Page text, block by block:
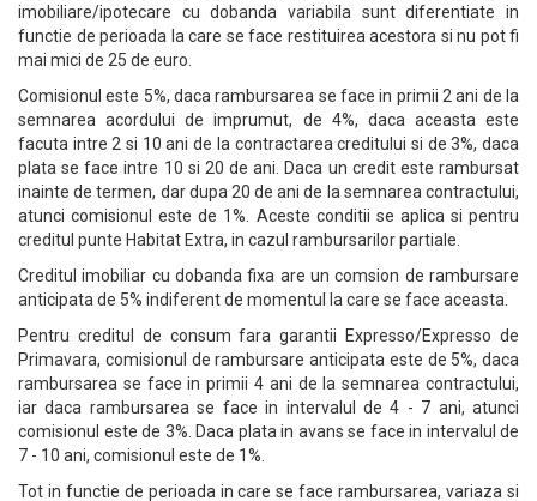
imobiliare/ipotecare cu dobanda variabila sunt diferentiate in
functie de perioada la care se face restituirea acestora si nu pot fi
mai mici de 25 de euro.
Comisionul este 5%, daca rambursarea se face in primii 2 ani de la
semnarea acordului de imprumut, de 4%, daca aceasta este
facuta intre 2 si 10 ani de la contractarea creditului si de 3%, daca
plata se face intre 10 si 20 de ani. Daca un credit este rambursat
inainte de termen, dar dupa 20 de ani de la semnarea contractului,
atunci comisionul este de 1%. Aceste conditii se aplica si pentru
creditul punte Habitat Extra, in cazul rambursarilor partiale.
Creditul imobiliar cu dobanda fixa are un comsion de rambursare
anticipata de 5% indiferent de momentul la care se face aceasta.
Pentru creditul de consum fara garantii Expresso/Expresso de
Primavara, comisionul de rambursare anticipata este de 5%, daca
rambursarea se face in primii 4 ani de la semnarea contractului,
iar daca rambursarea se face in intervalul de 4 - 7 ani, atunci
comisionul este de 3%. Daca plata in avans se face in intervalul de
7 - 10 ani, comisionul este de 1%.
Tot in functie de perioada in care se face rambursarea, variaza si